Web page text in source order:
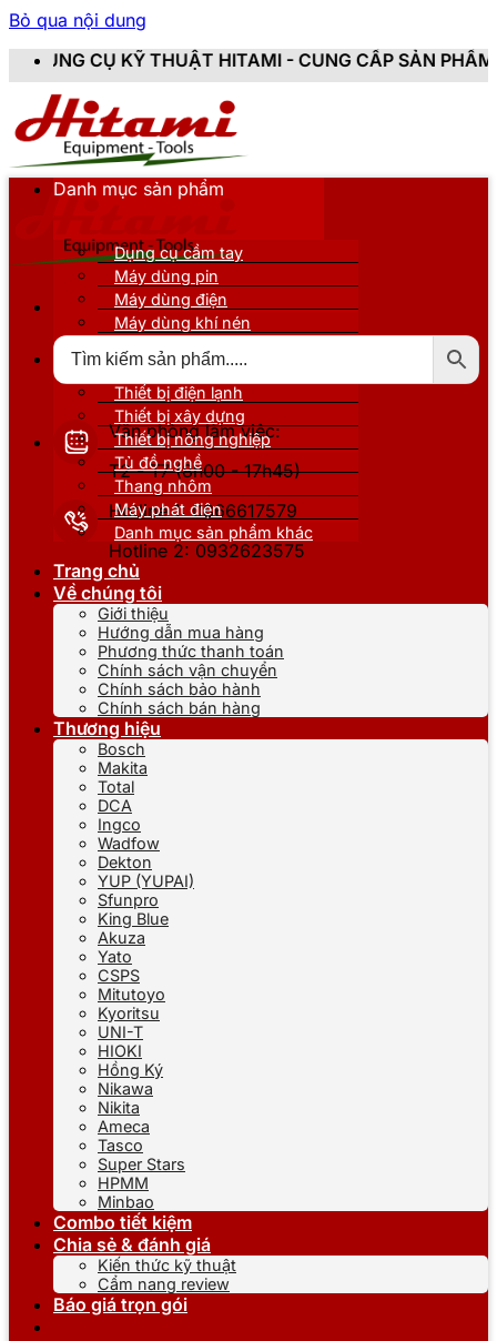
Bỏ qua nội dung
HITAMI - CUNG CẤP SẢN PHẨM CHÍNH HÃNG, MỚI
Văn phòng làm việc:
T2 - T7 (8h00 - 17h45)
Hotline 1: 0866617579
Hotline 2: 0932623575
Danh mục sản phẩm
Dụng cụ cầm tay
Máy dùng pin
Máy dùng điện
Máy dùng khí nén
Thiết bị nâng đỡ
Thiết bị điện lạnh
Thiết bị xây dựng
Thiết bị nông nghiệp
Tủ đồ nghề
Thang nhôm
Máy phát điện
Danh mục sản phẩm khác
Trang chủ
Về chúng tôi
Giới thiệu
Hướng dẫn mua hàng
Phương thức thanh toán
Chính sách vận chuyển
Chính sách bảo hành
Chính sách bán hàng
Thương hiệu
Bosch
Makita
Total
DCA
Ingco
Wadfow
Dekton
YUP (YUPAI)
Sfunpro
King Blue
Akuza
Yato
CSPS
Mitutoyo
Kyoritsu
UNI-T
HIOKI
Hồng Ký
Nikawa
Nikita
Ameca
Tasco
Super Stars
HPMM
Minbao
Combo tiết kiệm
Chia sẻ & đánh giá
Kiến thức kỹ thuật
Cẩm nang review
Báo giá trọn gói